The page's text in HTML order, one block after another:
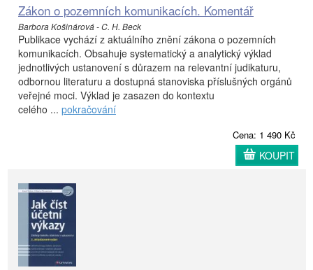
Zákon o pozemních komunikacích. Komentář
Barbora Košinárová - C. H. Beck
Publikace vychází z aktuálního znění zákona o pozemních
komunikacích. Obsahuje systematický a analytický výklad
jednotlivých ustanovení s důrazem na relevantní judikaturu,
odbornou literaturu a dostupná stanoviska příslušných orgánů
veřejné moci. Výklad je zasazen do kontextu
celého ... pokračování
Cena: 1 490 Kč
KOUPIT